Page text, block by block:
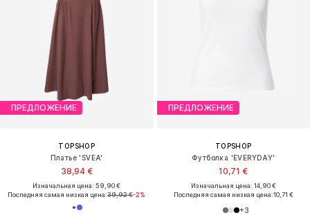
ПРЕДЛОЖЕНИЕ
TOPSHOP
Платье 'SVEA'
38,94 €
Изначальная цена: 59,90 €
Последняя самая низкая цена:39,92 €-2%
ПРЕДЛОЖЕНИЕ
TOPSHOP
Футболка 'EVERYDAY'
10,71 €
Изначальная цена: 14,90 €
Последняя самая низкая цена:10,71 €
+3